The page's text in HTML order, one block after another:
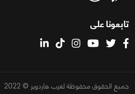
تابعونا على
جميع الحقوق محفوظة لعرب هاردوير © 2022